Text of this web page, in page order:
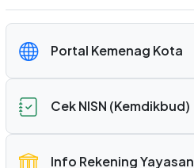
Portal Kemenag Kota
Cek NISN (Kemdikbud)
Info Rekening Yayasan